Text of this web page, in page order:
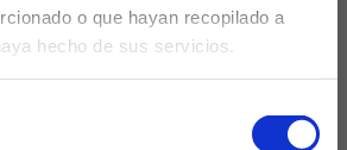
o que hayan recopilado a
hecho de sus servicios.
mayor de edad?
MAYOR DE 18 AÑOS
para cubrir el vacío dejado
, traspasado al Liverpool
una petición expresa de